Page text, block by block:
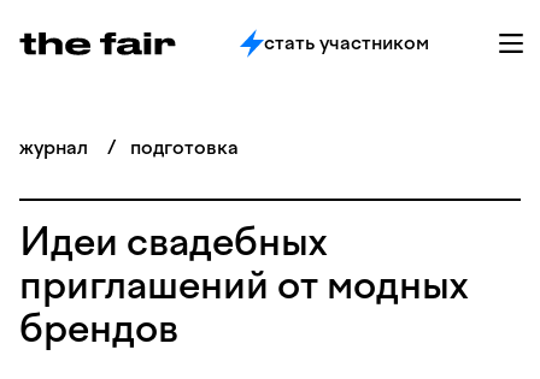
стать участником
журнал / подготовка
Идеи свадебных
приглашений от модных
брендов